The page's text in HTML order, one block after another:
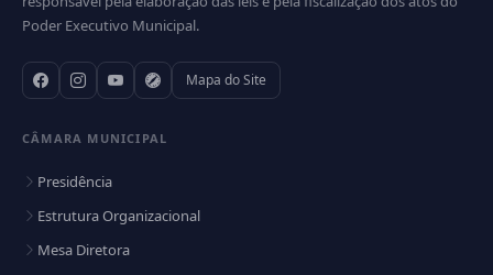
Poder Executivo Municipal.
Mapa do Site
CÂMARA MUNICIPAL
Presidência
Estrutura Organizacional
Mesa Diretora